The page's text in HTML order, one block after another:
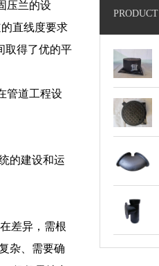
压兰的设
直线度要求
取得了优的平
管道工程设
的建设和运
差异，需根
杂、需要确
PRODUCT